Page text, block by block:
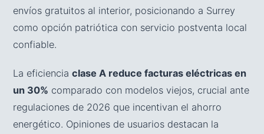
envíos gratuitos al interior, posicionando a Surrey
como opción patriótica con servicio postventa local
confiable.
La eficiencia clase A reduce facturas eléctricas en
un 30% comparado con modelos viejos, crucial ante
regulaciones de 2026 que incentivan el ahorro
energético. Opiniones de usuarios destacan la